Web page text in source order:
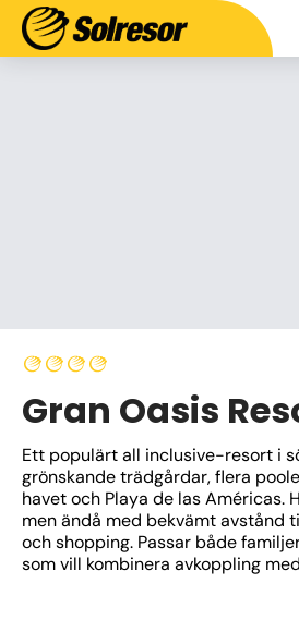
Gran Oasis
Ett populärt all inclusive-resort i
grönskande trädgårdar, flera
havet och Playa de las Américas.
men ändå med bekvämt avstånd
och shopping. Passar både
som vill kombinera avkoppling